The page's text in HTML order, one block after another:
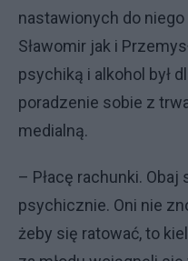
nastawionych do
Sławomir jak i
psychiką i alkohol był
poradzenie sobie z
medialną.
– Płacę rachunki. Obaj
psychicznie. Oni nie
żeby się ratować, to